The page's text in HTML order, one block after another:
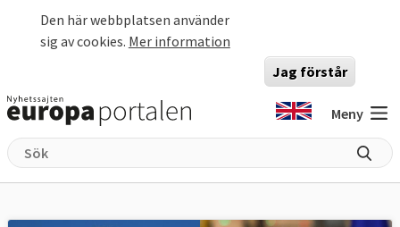
Den här webbplatsen använder
sig av cookies. Mer information
Jag förstår
Meny